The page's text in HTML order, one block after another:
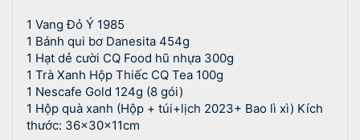
1 Vang Đỏ Ý 1985
1 Bánh qui bơ Danesita 454g
1 Hạt dẻ cười CQ Food hũ nhựa 300g
1Trà Xanh Hộp Thiếc CQ Tea 100g
1 Nescafe Gold 124g (8 gói)
1 Hộp quà xanh (Hộp + túi+lịch 2023+ Bao lì xì) Kích
thước: 36x30x11cm